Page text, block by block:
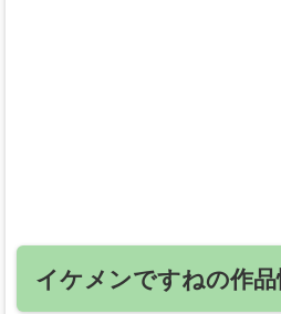
イケメンですねの作品